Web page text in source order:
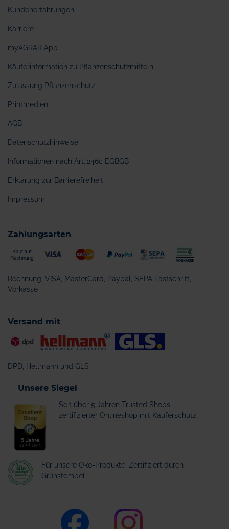
Kundenerfahrungen
Karriere
myAGRAR App
Käuferinformation zu Pflanzenschutzmitteln
Zulassung Pflanzenschutz
Printmedien
AGB
Datenschutzhinweise
Informationen nach Art. 246c EGBGB
Erklärung zur Barrierefreiheit
Impressum
Zahlungsarten
Rechnung, VISA, MasterCard, Paypal, SEPA Lastschrift,
Vorkasse
Versand mit
DPD, Hellmann und GLS
Unsere Siegel
Seit über 5 Jahren Trusted Shops
zertifizierter Onlineshop mit Käuferschutz
Für unsere Öko-Produkte: Zertifiziert durch
Grünstempel